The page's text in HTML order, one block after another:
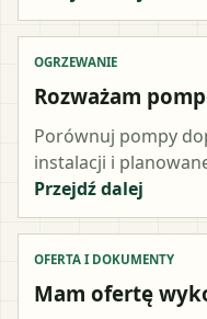
OGRZEWANIE
Rozważam
Porównuj pompy
instalacji i
Przejdź dalej
OFERTA I DOKUMENTY
Mam ofertę